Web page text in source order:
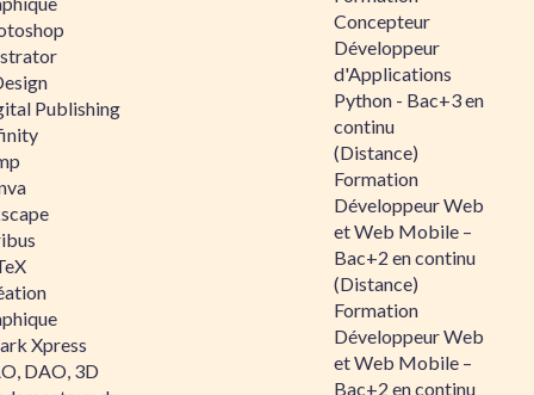
Publishing
Xpress
DAO, 3D
Concepteur
Développeur
d'Applications
Python - Bac+3 en
continu
(Distance)
Formation
Développeur Web
et Web Mobile –
Bac+2 en continu
(Distance)
Formation
Développeur Web
et Web Mobile –
Bac+2 en continu